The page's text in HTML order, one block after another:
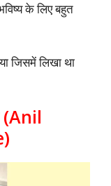
के लिए बहुत
जिसमें लिखा था
(Anil